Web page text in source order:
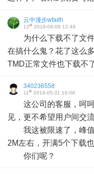
云中漫步wfaith
12# 2018-08-09 12:49
为什么下载不了文
在搞什么鬼？花了这么
TMD正常文件也下载不
340236558
11# 2018-05-31 16:08
这公司的客服，呵
见，更不希望用户间交流
我这被限速了，峰
2M左右，开满5个下载
你们呢？